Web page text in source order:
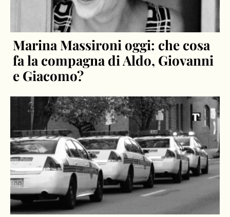
Marina Massironi oggi: che cosa
fa la compagna di Aldo, Giovanni
e Giacomo?